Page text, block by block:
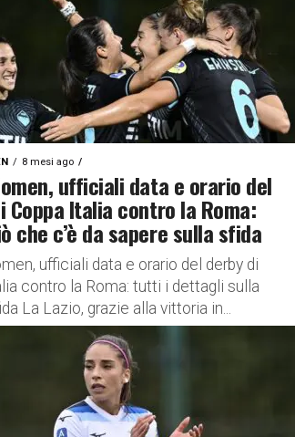
8 mesi ago
ufficiali data e orario del
Coppa Italia contro la Roma:
che c’è da sapere sulla sfida
ufficiali data e orario del derby di
contro la Roma: tutti i dettagli sulla
La Lazio, grazie alla vittoria in...